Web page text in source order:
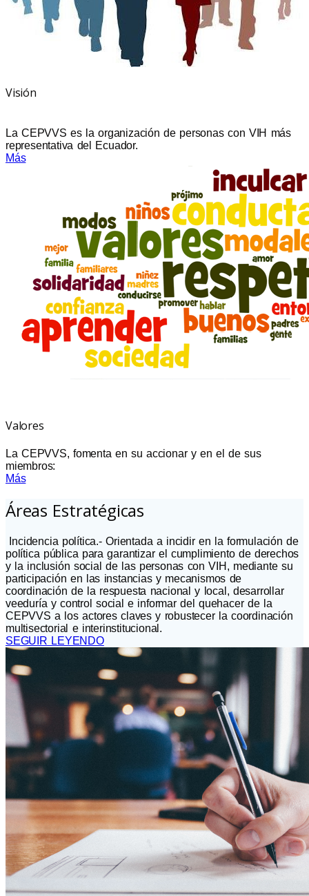
Visión
La CEPVVS es la organización de personas con VIH más
representativa del Ecuador.
Más
Valores
La CEPVVS, fomenta en su accionar y en el de sus
miembros:
Más
Áreas Estratégicas
Incidencia política.- Orientada a incidir en la formulación de
política pública para garantizar el cumplimiento de derechos
y la inclusión social de las personas con VIH, mediante su
participación en las instancias y mecanismos de
coordinación de la respuesta nacional y local, desarrollar
veeduría y control social e informar del quehacer de la
CEPVVS a los actores claves y robustecer la coordinación
multisectorial e interinstitucional.
SEGUIR LEYENDO